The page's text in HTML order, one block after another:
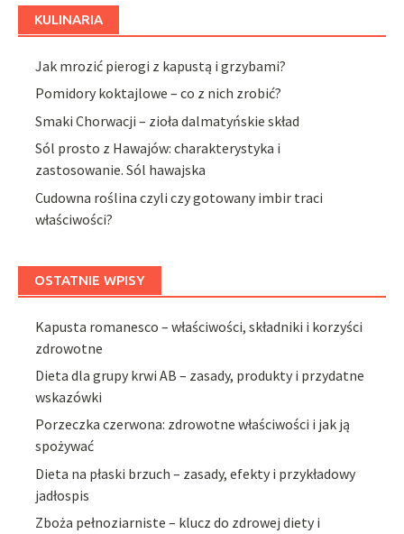
KULINARIA
Jak mrozić pierogi z kapustą i grzybami?
Pomidory koktajlowe – co z nich zrobić?
Smaki Chorwacji – zioła dalmatyńskie skład
Sól prosto z Hawajów: charakterystyka i
zastosowanie. Sól hawajska
Cudowna roślina czyli czy gotowany imbir traci
właściwości?
OSTATNIE WPISY
Kapusta romanesco – właściwości, składniki i korzyści
zdrowotne
Dieta dla grupy krwi AB – zasady, produkty i przydatne
wskazówki
Porzeczka czerwona: zdrowotne właściwości i jak ją
spożywać
Dieta na płaski brzuch – zasady, efekty i przykładowy
jadłospis
Zboża pełnoziarniste – klucz do zdrowej diety i